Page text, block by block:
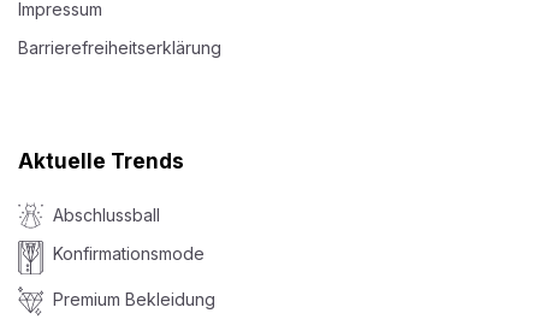
Impressum
Barrierefreiheitserklärung
Aktuelle Trends
Abschlussball
Konfirmationsmode
Premium Bekleidung